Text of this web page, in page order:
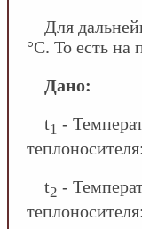
Для
°С. То есть на
Дано:
t1 -
t2 -